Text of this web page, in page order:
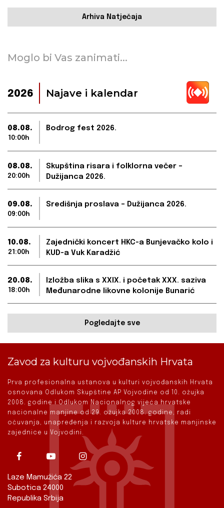
Arhiva Natječaja
Moglo bi Vas zanimati...
2026 Najave i kalendar
08.08.
10:00h
Bodrog fest 2026.
08.08.
20:00h
Skupština risara i folklorna večer –
Dužijanca 2026.
09.08.
09:00h
Središnja proslava – Dužijanca 2026.
10.08.
21:00h
Zajednički koncert HKC-a Bunjevačko kolo i
KUD-a Vuk Karadžić
20.08.
18:00h
Izložba slika s XXIX. i početak XXX. saziva
Međunarodne likovne kolonije Bunarić
Pogledajte sve
Zavod za kulturu vojvođanskih Hrvata
Prva profesionalna ustanova u kulturi vojvođanskih Hrvata
osnovana Odlukom Skupštine AP Vojvodine od 10. ožujka
2008. godine i Odlukom Nacionalnog vijeća hrvatske
nacionalne manjine od 29. ožujka 2008. godine, radi
očuvanja, unapređenja i razvoja kulture hrvatske manjinske
zajednice u Vojvodini.
Laze Mamužića 22
Subotica 24000
Republika Srbija